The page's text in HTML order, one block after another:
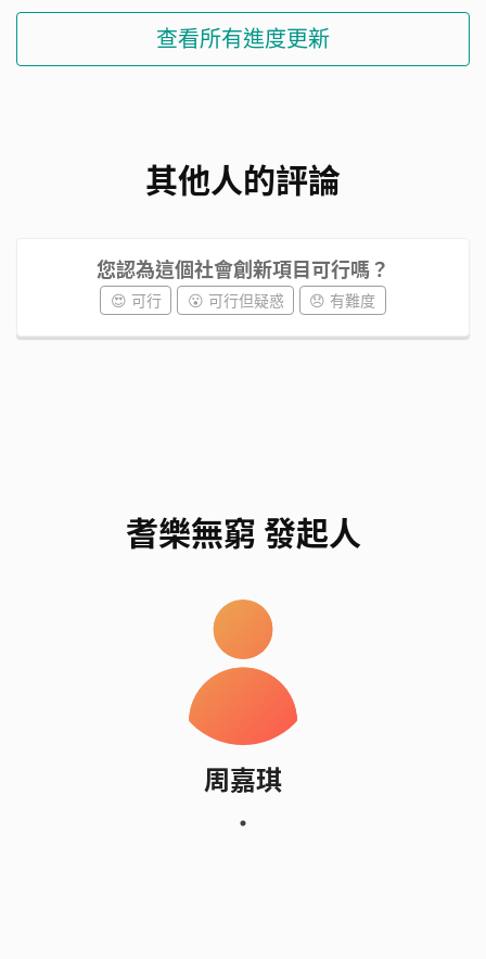
查看所有進度更新
其他人的評論
您認為這個社會創新項目可行嗎？
😍 可行 😮 可行但疑惑 😞 有難度
耆樂無窮 發起人
周嘉琪